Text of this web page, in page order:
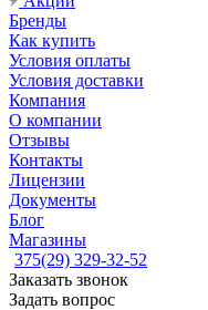
Бренды
Как купить
Условия оплаты
Условия доставки
Компания
О компании
Отзывы
Контакты
Лицензии
Документы
Блог
Магазины
375(29) 329-32-52
Заказать звонок
Задать вопрос